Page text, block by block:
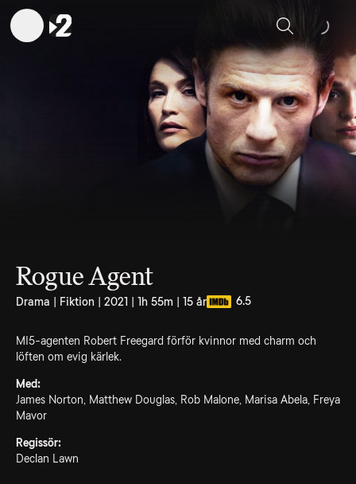
Sök
Rogue Agent
Drama | Fiktion | 2021 | 1h 55m | 15 år 6.5
MI5-agenten Robert Freegard förför kvinnor med charm och
löften om evig kärlek.
Med:
James Norton, Matthew Douglas, Rob Malone, Marisa Abela, Freya
Mavor
Regissör:
Declan Lawn